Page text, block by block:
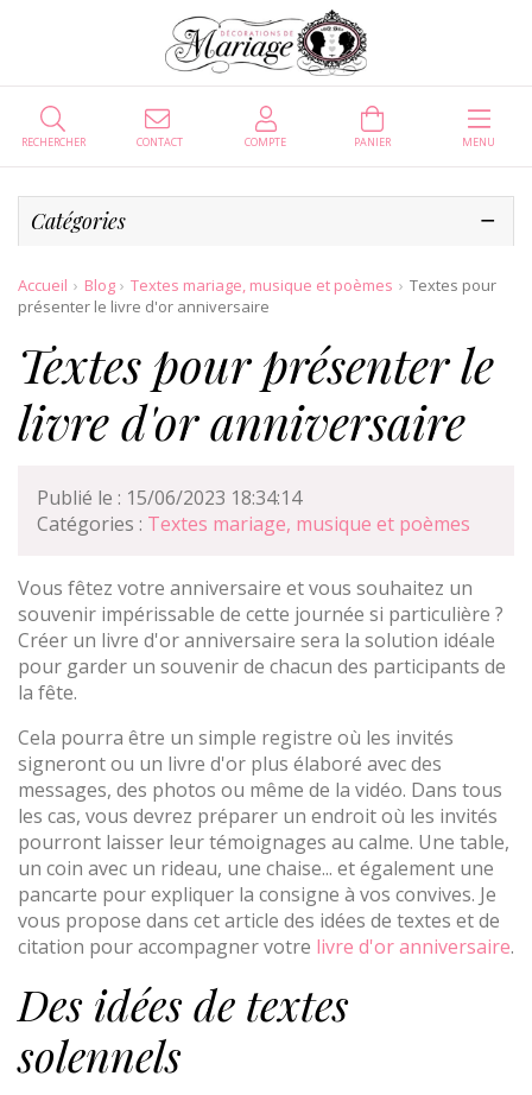
CONTACT
RECHERCHER COMPTE PANIER MENU
Catégories
Accueil Blog Textes mariage, musique et poèmes
Textes pour
présenter le livre d'or anniversaire
Textes pour présenter le
livre d'or anniversaire
Publié le : 15/06/2023 18:34:14
Catégories : Textes mariage, musique et poèmes
Vous fêtez votre anniversaire et vous souhaitez un
souvenir impérissable de cette journée si particulière ?
Créer un livre d'or anniversaire sera la solution idéale
pour garder un souvenir de chacun des participants de
la fête.
Cela pourra être un simple registre où les invités
signeront ou un livre d'or plus élaboré avec des
messages, des photos ou même de la vidéo. Dans tous
les cas, vous devrez préparer un endroit où les invités
pourront laisser leur témoignages au calme. Une table,
un coin avec un rideau, une chaise... et également une
pancarte pour expliquer la consigne à vos convives. Je
vous propose dans cet article des idées de textes et de
citation pour accompagner votre livre d'or anniversaire.
Des idées de textes
solennels